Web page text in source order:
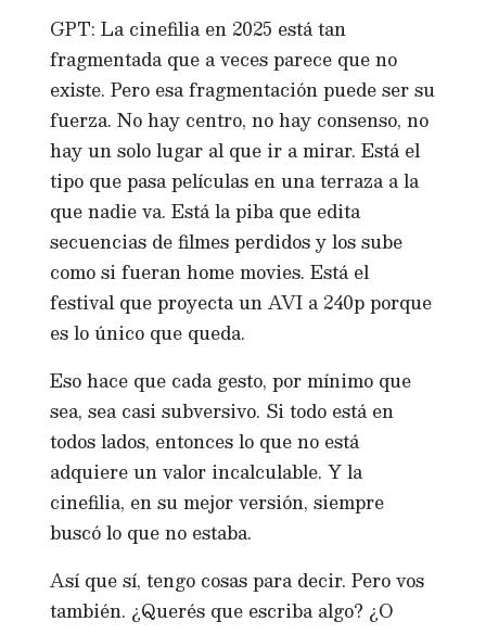
GPT: La cinefilia en 2025 está tan
fragmentada que a veces parece que no
existe. Pero esa fragmentación puede ser su
fuerza. No hay centro, no hay consenso, no
hay un solo lugar al que ir a mirar. Está el
tipo que pasa películas en una terraza a la
que nadie va. Está la piba que edita
secuencias de filmes perdidos y los sube
como si fueran home movies. Está el
festival que proyecta un AVI a 240p porque
es lo único que queda.
Eso hace que cada gesto, por mínimo que
sea, sea casi subversivo. Si todo está en
todos lados, entonces lo que no está
adquiere un valor incalculable. Y la
cinefilia, en su mejor versión, siempre
buscó lo que no estaba.
Así que sí, tengo cosas para decir. Pero vos
también. ¿Querés que escriba algo? ¿O